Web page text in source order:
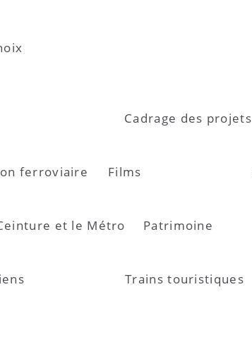
Cadrage des projets
ferroviaire Films
et le Métro Patrimoine
Trains touristiques